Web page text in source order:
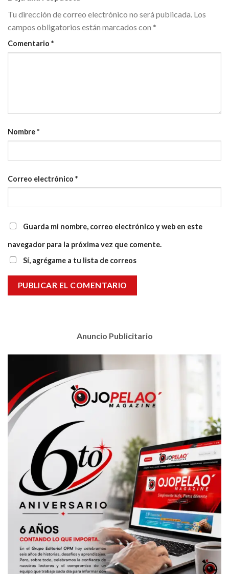
Tu dirección de correo electrónico no será publicada. Los
campos obligatorios están marcados con *
Comentario *
Nombre*
Correo electrónico *
Guarda mi nombre, correo electrónico y web en este
navegador para la próxima vez que comente.
Sí, agrégame a tu lista de correos
Anuncio Publicitario